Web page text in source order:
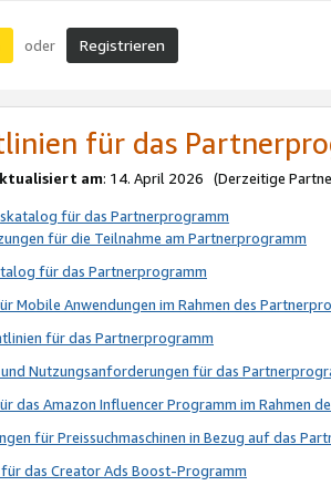
oder Registrieren
für das
am: 14. April 2026 (Derzeitige
für das Partnerprogramm
für die Teilnahme am Partnerprogramm
für das Partnerprogramm
Mobile Anwendungen im Rahmen des
für das Partnerprogramm
Nutzungsanforderungen für das
das Amazon Influencer Programm im Rahmen
für Preissuchmaschinen in Bezug auf das
das Creator Ads Boost-Programm